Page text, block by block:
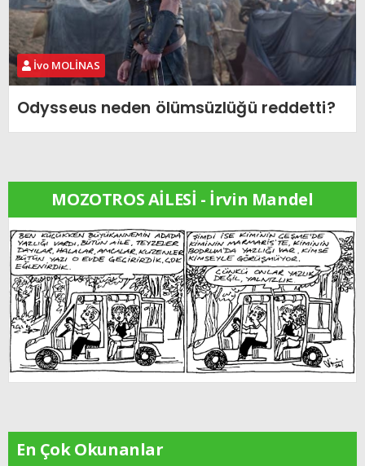
İvo MOLİNAS
Odysseus neden ölümsüzlüğü reddetti?
MOZOTROS AİLESİ - İrvin Mandel
En Çok Okunanlar